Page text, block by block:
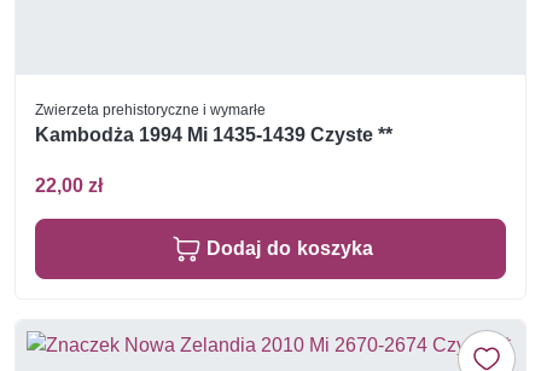
Zwierzeta prehistoryczne i wymarłe
Kambodża 1994 Mi 1435-1439 Czyste **
22,00 zł
Dodaj do koszyka